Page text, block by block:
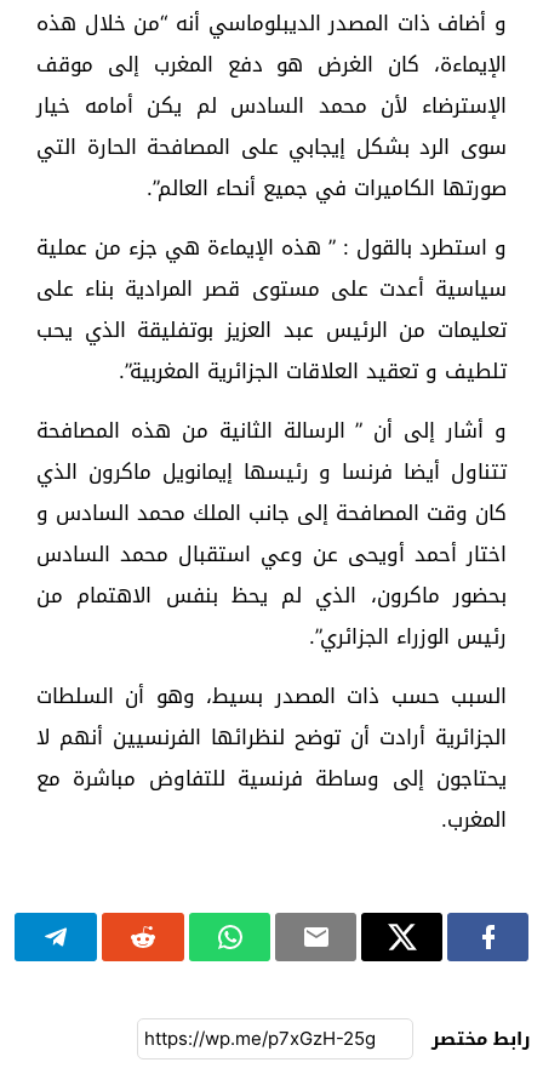
و أضاف ذات المصدر الديبلوماسي أنه “من خلال هذه
الإيماءة، كان الغرض هو دفع المغرب إلى موقف
الإسترضاء لأن محمد السادس لم يكن أمامه خيار
سوى الرد بشكل إيجابي على المصافحة الحارة التي
صورتها الكاميرات في جميع أنحاء العالم”.
و استطرد بالقول : ” هذه الإيماءة هي جزء من عملية
سياسية أعدت على مستوى قصر المرادية بناء على
تعليمات من الرئيس عبد العزيز بوتفليقة الذي يحب
تلطيف و تعقيد العلاقات الجزائرية المغربية”.
و أشار إلى أن ” الرسالة الثانية من هذه المصافحة
تتناول أيضا فرنسا و رئيسها إيمانويل ماكرون الذي
كان وقت المصافحة إلى جانب الملك محمد السادس و
اختار أحمد أويحى عن وعي استقبال محمد السادس
بحضور ماكرون، الذي لم يحظ بنفس الاهتمام من
رئيس الوزراء الجزائري”.
السبب حسب ذات المصدر بسيط، وهو أن السلطات
الجزائرية أرادت أن توضح لنظرائها الفرنسيين أنهم لا
يحتاجون إلى وساطة فرنسية للتفاوض مباشرة مع
المغرب.
رابط مختصر